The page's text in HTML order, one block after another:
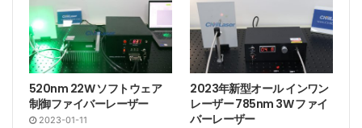
520nm 22W ソフトウェア
制御ファイバーレーザー
2023-01-11
2023年新型オール インワン
レーザー 785nm 3W ファイ
バーレーザー